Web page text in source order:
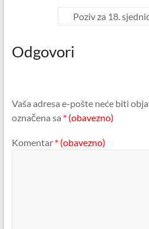
Poziv za 18.
Odgovori
Vaša adresa e-pošte neće biti
označena sa * (obavezno)
Komentar * (obavezno)